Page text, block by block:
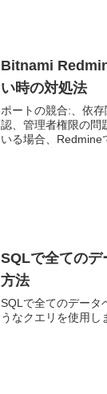
Bitnami
い時の対処法
ポートの競合:、依
認、管理者権限の問
いる場合、Redmine
SQLで全てのデ
方法
SQLで全てのデータ
うなクエリを使用し